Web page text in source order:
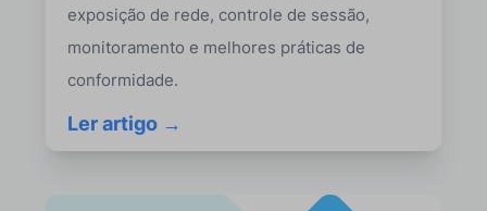
exposição de rede, controle de sessão,
monitoramento e melhores práticas de
conformidade.
Ler artigo →